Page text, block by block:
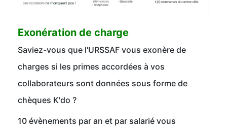
Exonération de charge
Saviez-vous que l'URSSAF vous exonère de
charges si les primes accordées à vos
collaborateurs sont données sous forme de
chèques K'do ?
10 évènements par an et par salarié vous